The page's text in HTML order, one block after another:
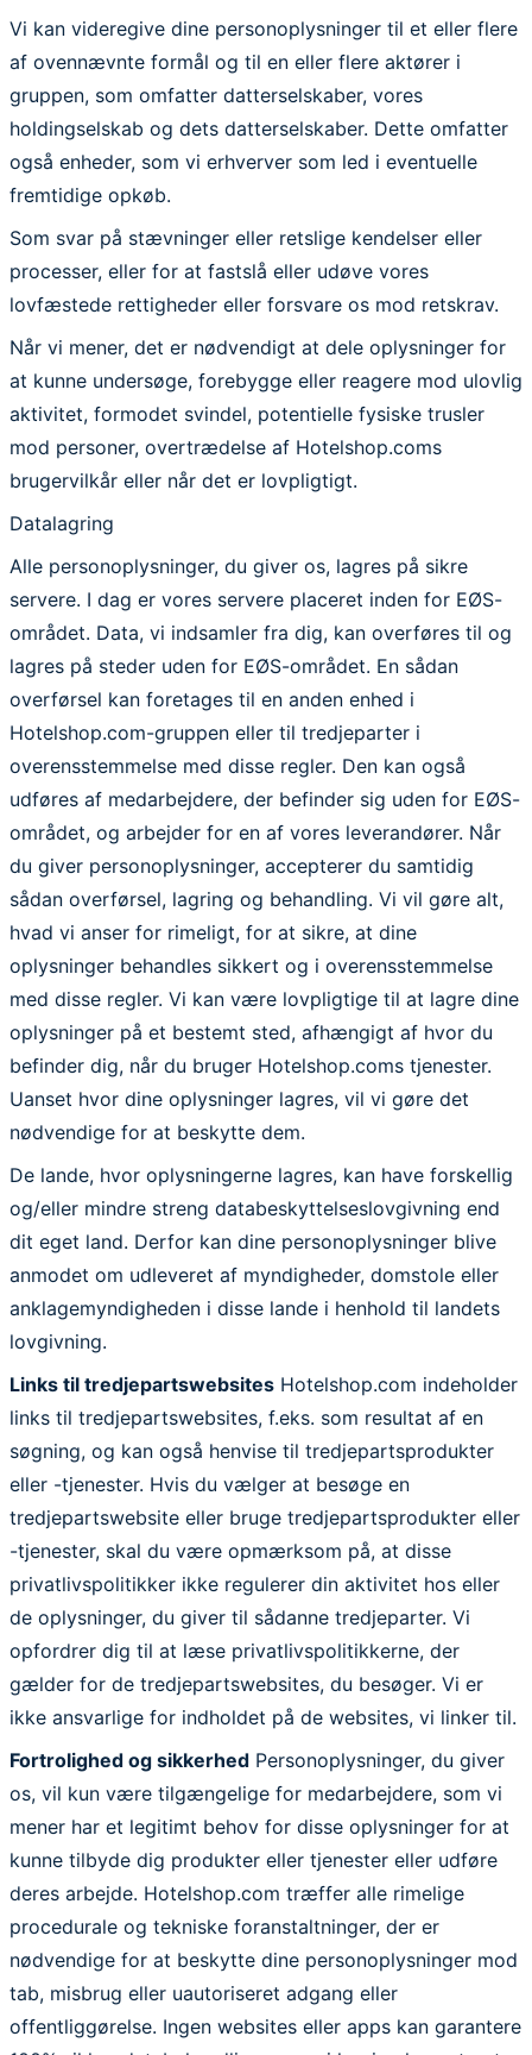
Vi kan videregive dine personoplysninger til et eller flere
af ovennævnte formål og til en eller flere aktører i
gruppen, som omfatter datterselskaber, vores
holdingselskab og dets datterselskaber. Dette omfatter
også enheder, som vi erhverver som led i eventuelle
fremtidige opkøb.
Som svar på stævninger eller retslige kendelser eller
processer, eller for at fastslå eller udøve vores
lovfæstede rettigheder eller forsvare os mod retskrav.
Når vi mener, det er nødvendigt at dele oplysninger for
at kunne undersøge, forebygge eller reagere mod ulovlig
aktivitet, formodet svindel, potentielle fysiske trusler
mod personer, overtrædelse af Hotelshop.coms
brugervilkår eller når det er lovpligtigt.
Datalagring
Alle personoplysninger, du giver os, lagres på sikre
servere. I dag er vores servere placeret inden for EØS-
området. Data, vi indsamler fra dig, kan overføres til og
lagres på steder uden for EØS-området. En sådan
overførsel kan foretages til en anden enhed i
Hotelshop.com-gruppen eller til tredjeparter i
overensstemmelse med disse regler. Den kan også
udføres af medarbejdere, der befinder sig uden for EØS-
området, og arbejder for en af vores leverandører. Når
du giver personoplysninger, accepterer du samtidig
sådan overførsel, lagring og behandling. Vi vil gøre alt,
hvad vi anser for rimeligt, for at sikre, at dine
oplysninger behandles sikkert og i overensstemmelse
med disse regler. Vi kan være lovpligtige til at lagre dine
oplysninger på et bestemt sted, afhængigt af hvor du
befinder dig, når du bruger Hotelshop.coms tjenester.
Uanset hvor dine oplysninger lagres, vil vi gøre det
nødvendige for at beskytte dem.
De lande, hvor oplysningerne lagres, kan have forskellig
og/eller mindre streng databeskyttelseslovgivning end
dit eget land. Derfor kan dine personoplysninger blive
anmodet om udleveret af myndigheder, domstole eller
anklagemyndigheden i disse lande i henhold til landets
lovgivning.
Links til tredjepartswebsites Hotelshop.com indeholder
links til tredjepartswebsites, f.eks. som resultat af en
søgning, og kan også henvise til tredjepartsprodukter
eller -tjenester. Hvis du vælger at besøge en
tredjepartswebsite eller bruge tredjepartsprodukter eller
-tjenester, skal du være opmærksom på, at disse
privatlivspolitikker ikke regulerer din aktivitet hos eller
de oplysninger, du giver til sådanne tredjeparter. Vi
opfordrer dig til at læse privatlivspolitikkerne, der
gælder for de tredjepartswebsites, du besøger. Vi er
ikke ansvarlige for indholdet på de websites, vi linker til.
Fortrolighed og sikkerhed Personoplysninger, du giver
os, vil kun være tilgængelige for medarbejdere, som vi
mener har et legitimt behov for disse oplysninger for at
kunne tilbyde dig produkter eller tjenester eller udføre
deres arbejde. Hotelshop.com træffer alle rimelige
procedurale og tekniske foranstaltninger, der er
nødvendige for at beskytte dine personoplysninger mod
tab, misbrug eller uautoriseret adgang eller
offentliggørelse. Ingen websites eller apps kan garantere